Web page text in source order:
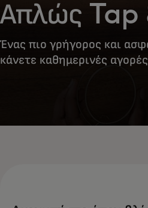
Απλώς Tap
Ένας πιο γρήγορος και
κάνετε καθημερινές αγορές